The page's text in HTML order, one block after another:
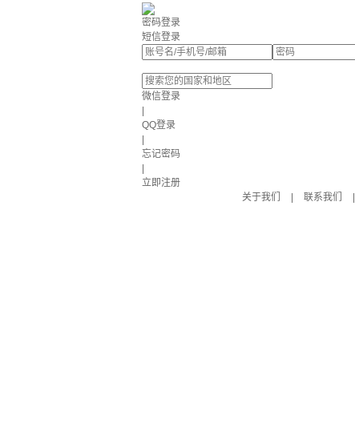
密码登录
短信登录
微信登录
QQ登录
忘记密码
立即注册
关于我们
联系我们